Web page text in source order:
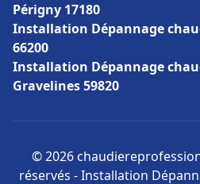
Périgny 17180
Installation Dépannage
66200
Installation Dépannage
Gravelines 59820
© 2026
réservés - Installation